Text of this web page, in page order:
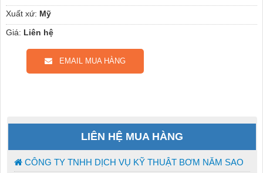
Xuất xứ: Mỹ
Giá: Liên hệ
EMAIL MUA HÀNG
LIÊN HỆ MUA HÀNG
CÔNG TY TNHH DỊCH VỤ KỸ THUẬT BƠM NĂM SAO